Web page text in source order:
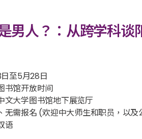
是男人？：从跨学科
至5月28日
书馆开放时间
文大学图书馆地下展览厅
无需报名 (欢迎中大师生和职员，以
语